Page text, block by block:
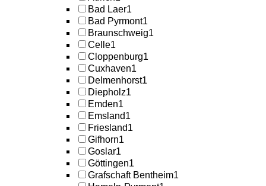
Bad Laer1
Bad Pyrmont1
Braunschweig1
Celle1
Cloppenburg1
Cuxhaven1
Delmenhorst1
Diepholz1
Emden1
Emsland1
Friesland1
Gifhorn1
Goslar1
Göttingen1
Grafschaft Bentheim1